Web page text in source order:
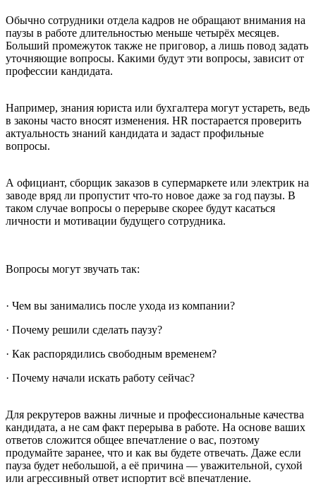
Обычно сотрудники отдела кадров не обращают внимания на
паузы в работе длительностью меньше четырёх месяцев.
Больший промежуток также не приговор, а лишь повод задать
уточняющие вопросы. Какими будут эти вопросы, зависит от
профессии кандидата.
Например, знания юриста или бухгалтера могут устареть, ведь
в законы часто вносят изменения. HR постарается проверить
актуальность знаний кандидата и задаст профильные
вопросы.
А официант, сборщик заказов в супермаркете или электрик на
заводе вряд ли пропустит что-то новое даже за год паузы. В
таком случае вопросы о перерыве скорее будут касаться
личности и мотивации будущего сотрудника.
Вопросы могут звучать так:
· Чем вы занимались после ухода из компании?
· Почему решили сделать паузу?
· Как распорядились свободным временем?
· Почему начали искать работу сейчас?
Для рекрутеров важны личные и профессиональные качества
кандидата, а не сам факт перерыва в работе. На основе ваших
ответов сложится общее впечатление о вас, поэтому
продумайте заранее, что и как вы будете отвечать. Даже если
пауза будет небольшой, а её причина — уважительной, сухой
или агрессивный ответ испортит всё впечатление.